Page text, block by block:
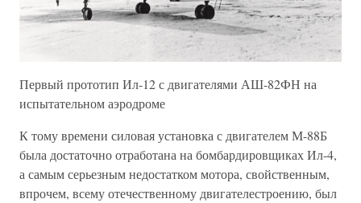
Первый прототип Ил-12 с двигателями АШ-82ФН на
испытательном аэродроме
К тому времени силовая установка с двигателем М-88Б
была достаточно отработана на бомбардировщиках Ил-4,
а самым серьезным недостатком мотора, свойственным,
впрочем, всему отечественному двигателестроению, был